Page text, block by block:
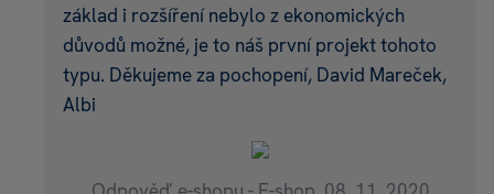
základ i rozšíření nebylo z ekonomických
důvodů možné, je to náš první projekt tohoto
typu. Děkujeme za pochopení, David Mareček,
Albi